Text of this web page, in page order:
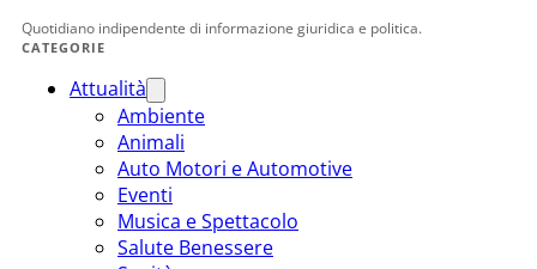
Quotidiano indipendente di informazione giuridica e politica.
CATEGORIE
Attualità
Ambiente
Animali
Auto Motori e Automotive
Eventi
Musica e Spettacolo
Salute Benessere